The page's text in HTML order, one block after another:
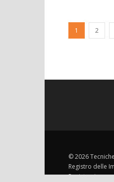
1 2
© 2026
Registro delle
Registrazione